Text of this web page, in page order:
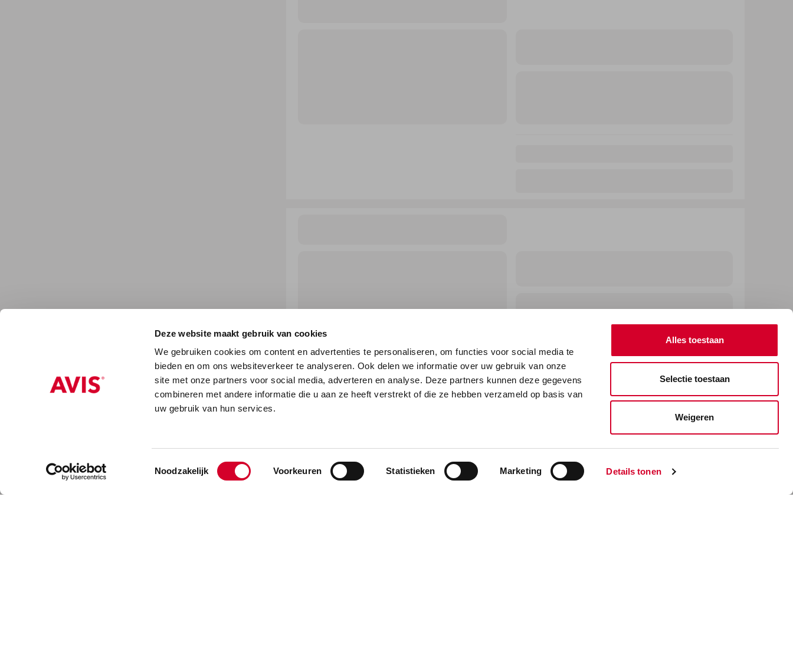
Deze website maakt gebruik van cookies
We gebruiken cookies om content en advertenties te personaliseren, om functies voor social media te
bieden en om ons websiteverkeer te analyseren. Ook delen we informatie over uw gebruik van onze
site met onze partners voor social media, adverteren en analyse. Deze partners kunnen deze gegevens
combineren met andere informatie die u aan ze heeft verstrekt of die ze hebben verzameld op basis van
uw gebruik van hun services.
Toestemmingsselectie
Noodzakelijk Voorkeuren Statistieken Marketing Details tonen
Alles toestaan
Selectie toestaan
Weigeren